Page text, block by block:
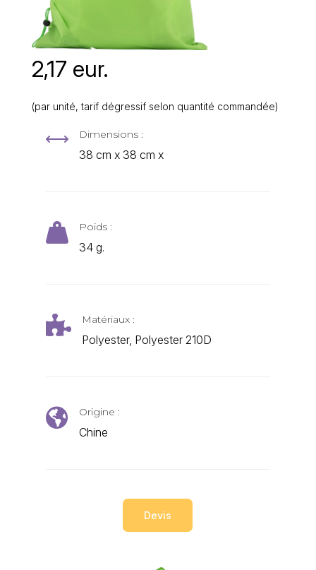
2,17 eur.
(par unité, tarif dégressif selon quantité commandée)
, Dimensions :
38 cm x 38 cm x
 Poids :
34 g.
 Matériaux :
Polyester, Polyester 210D
 Origine :
Chine
Devis